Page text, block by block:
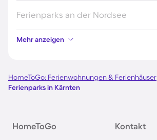
Ferienparks an der Nordsee
Ferienparks in Kroatien
Ferienparks in Österreich
Ferienparks auf Usedom
Mehr anzeigen
HomeToGo: Ferienwohnungen & Ferienhäuser
Ferienparks in Kärnten
HomeToGo Kontakt